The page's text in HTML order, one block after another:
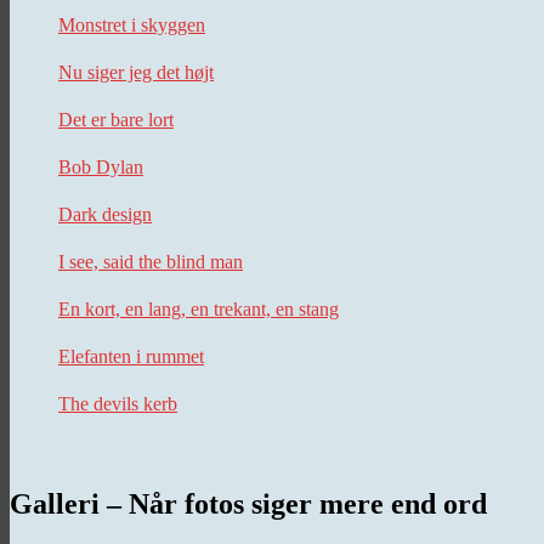
Monstret i skyggen
Nu siger jeg det højt
Det er bare lort
Bob Dylan
Dark design
I see, said the blind man
En kort, en lang, en trekant, en stang
Elefanten i rummet
The devils kerb
Galleri – Når fotos siger mere end ord